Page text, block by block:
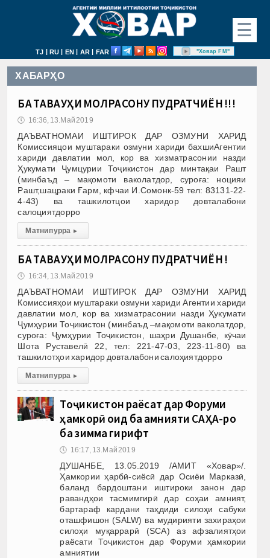
☰
TJ | RU | EN | AR | FAR "Ховар FM"
ХАБАРҲО
БА ТАВАҶҶУҲИ МОЛРАСОНУ ПУДРАТЧИЁН !!!
🕔 16:36, 13.Май 2019
ДАЪВАТНОМАИ ИШТИРОК ДАР ОЗМУНИ ХАРИД
Комиссияцои муштараки озмуни хариди бахшиАгентии
хариди давлатии мол, кор ва хизматрасонии назди
Ҳукумати Ҷумцурии Тоҷикистон дар минтақаи Рашт
(минбаъд – мақомоти ваколатдор, суроға: ноцияи
Рашт,шацраки Ғарм, кфчаи И.Сомонк-59 тел: 83131-22-
4-43) ва ташкилотцои харидор довталабони
салоциятдорро
Матни пурра ▸
БА ТАВАҶҶУҲИ МОЛРАСОНУ ПУДРАТЧИЁН !
🕔 16:34, 13.Май 2019
ДАЪВАТНОМАИ ИШТИРОК ДАР ОЗМУНИ ХАРИД
Комиссияҳои муштараки озмуни хариди Агентии хариди
давлатии мол, кор ва хизматрасонии назди Ҳукумати
Ҷумҳурии Тоҷикистон (минбаъд –мақомоти ваколатдор,
суроға: Ҷумҳурии Тоҷикистон, шаҳри Душанбе, кӯчаи
Шота Руставелӣ 22, тел: 221-47-03, 223-11-80) ва
ташкилотҳои харидор довталабони салоҳиятдорро
Матни пурра ▸
Тоҷикистон раёсат дар Форуми
ҳамкорӣ оид ба амнияти САҲА-ро
ба зимма гирифт
🕔 16:17, 13.Май 2019
ДУШАНБЕ, 13.05.2019 /АМИТ «Ховар»/.
Ҳамкории ҳарбӣ-сиёсӣ дар Осиёи Марказӣ,
баланд бардоштани иштироки занон дар
равандҳои тасмимгирӣ дар соҳаи амният,
бартараф кардани таҳдиди силоҳи сабуки
оташфишон (SALW) ва мудирияти захираҳои
силоҳи муқаррарӣ (SCA) аз афзалиятҳои
раёсати Тоҷикистон дар Форуми ҳамкории
амниятии